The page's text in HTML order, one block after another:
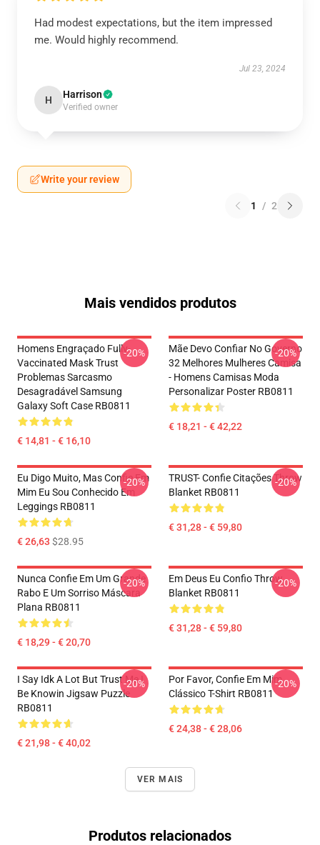
Had modest expectations, but the item impressed
me. Would highly recommend.
Jul 23, 2024
H Harrison
Verified owner
Write your review
1 / 2
Mais vendidos produtos
Homens Engraçado Fully-
Vaccinated Mask Trust
Problemas Sarcasmo
Desagradável Samsung
Galaxy Soft Case RB0811
€ 14,81 - € 16,10
-20%
Mãe Devo Confiar No Governo
32 Melhores Mulheres Camisa
- Homens Camisas Moda
Personalizar Poster RB0811
€ 18,21 - € 42,22
-20%
Eu Digo Muito, Mas Confie Em
Mim Eu Sou Conhecido Em
Leggings RB0811
€ 26,63 $28.95
-20%
TRUST- Confie Citações Throw
Blanket RB0811
€ 31,28 - € 59,80
-20%
Nunca Confie Em Um Grande
Rabo E Um Sorriso Máscara
Plana RB0811
€ 18,29 - € 20,70
-20%
Em Deus Eu Confio Throw
Blanket RB0811
€ 31,28 - € 59,80
-20%
I Say Idk A Lot But Trust Me I
Be Knowin Jigsaw Puzzle
RB0811
€ 21,98 - € 40,02
-20%
Por Favor, Confie Em Mim
Clássico T-Shirt RB0811
€ 24,38 - € 28,06
-20%
VER MAIS
Produtos relacionados